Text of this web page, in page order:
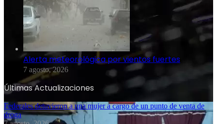
Alerta meteorológica por vientos fuertes
7 agosto, 2026
Últimas Actualizaciones
Federales detuvieron a una mujer a cargo de un punto de venta de
droga